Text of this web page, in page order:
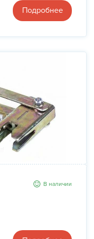
Подробнее
В наличии